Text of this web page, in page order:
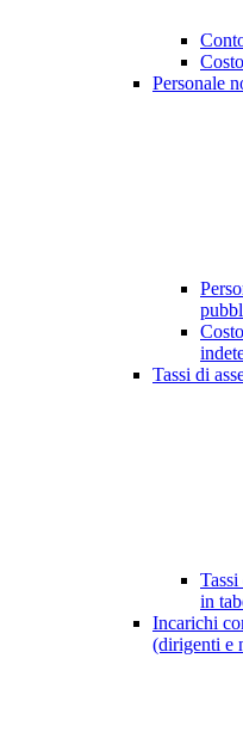
Personale
Tassi di
in
Incarichi
(dirigenti e